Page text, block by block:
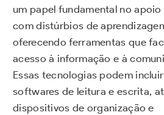
um papel fundamental no apoio
com distúrbios de
oferecendo ferramentas que
acesso à informação e à
Essas tecnologias podem
softwares de leitura e escrita,
dispositivos de organização e